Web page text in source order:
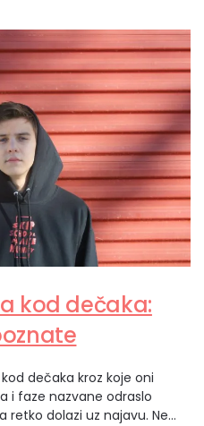
ona je trava koja se
je žena BIK?…
kod dečaka:
dečaka kroz koje oni
i faze nazvane odraslo
dolazi uz najavu. Ne